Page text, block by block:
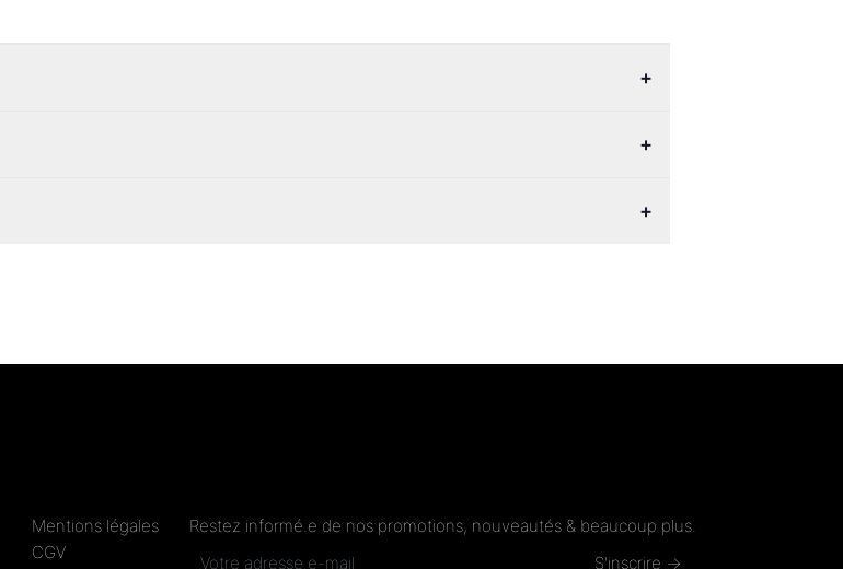
+
+
+
Mentions légales
CGV
Restez informé.e de nos promotions, nouveautés & beaucoup plus.
S'inscrire →